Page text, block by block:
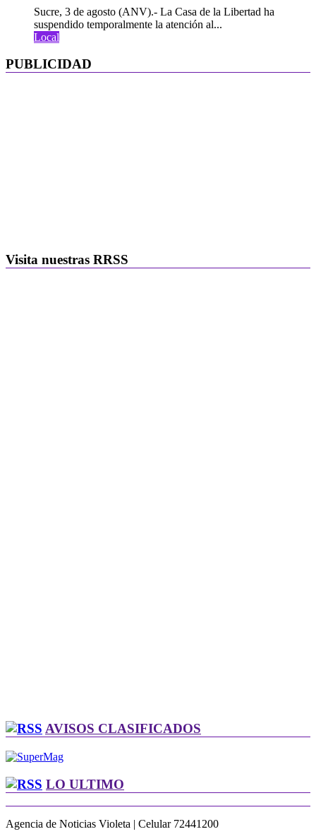
Sucre, 3 de agosto (ANV).- La Casa de la Libertad ha
suspendido temporalmente la atención al...
Local
PUBLICIDAD
Visita nuestras RRSS
AVISOS CLASIFICADOS
LO ULTIMO
Agencia de Noticias Violeta | Celular 72441200